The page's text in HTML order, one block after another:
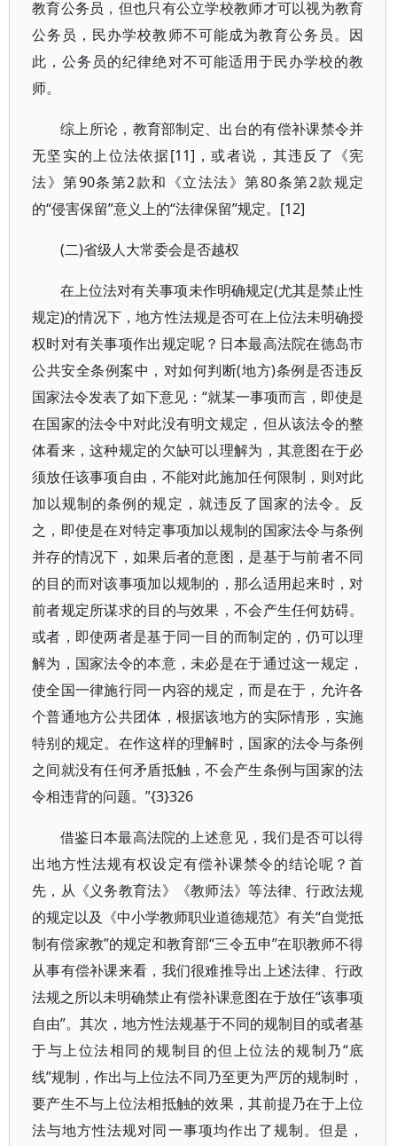
教育公务员，但也只有公立学校教师才可以视为教育
公务员，民办学校教师不可能成为教育公务员。因
此，公务员的纪律绝对不可能适用于民办学校的教
师。
综上所论，教育部制定、出台的有偿补课禁令并
无坚实的上位法依据[11]，或者说，其违反了《宪
法》第90条第2款和《立法法》第80条第2款规定
的“侵害保留”意义上的“法律保留”规定。[12]
(二)省级人大常委会是否越权
在上位法对有关事项未作明确规定(尤其是禁止性
规定)的情况下，地方性法规是否可在上位法未明确授
权时对有关事项作出规定呢？日本最高法院在德岛市
公共安全条例案中，对如何判断(地方)条例是否违反
国家法令发表了如下意见：“就某一事项而言，即使是
在国家的法令中对此没有明文规定，但从该法令的整
体看来，这种规定的欠缺可以理解为，其意图在于必
须放任该事项自由，不能对此施加任何限制，则对此
加以规制的条例的规定，就违反了国家的法令。反
之，即使是在对特定事项加以规制的国家法令与条例
并存的情况下，如果后者的意图，是基于与前者不同
的目的而对该事项加以规制的，那么适用起来时，对
前者规定所谋求的目的与效果，不会产生任何妨碍。
或者，即使两者是基于同一目的而制定的，仍可以理
解为，国家法令的本意，未必是在于通过这一规定，
使全国一律施行同一内容的规定，而是在于，允许各
个普通地方公共团体，根据该地方的实际情形，实施
特别的规定。在作这样的理解时，国家的法令与条例
之间就没有任何矛盾抵触，不会产生条例与国家的法
令相违背的问题。”{3}326
借鉴日本最高法院的上述意见，我们是否可以得
出地方性法规有权设定有偿补课禁令的结论呢？首
先，从《义务教育法》《教师法》等法律、行政法规
的规定以及《中小学教师职业道德规范》有关“自觉抵
制有偿家教”的规定和教育部“三令五申”在职教师不得
从事有偿补课来看，我们很难推导出上述法律、行政
法规之所以未明确禁止有偿补课意图在于放任“该事项
自由”。其次，地方性法规基于不同的规制目的或者基
于与上位法相同的规制目的但上位法的规制乃“底
线”规制，作出与上位法不同乃至更为严厉的规制时，
要产生不与上位法相抵触的效果，其前提乃在于上位
法与地方性法规对同一事项均作出了规制。但是，